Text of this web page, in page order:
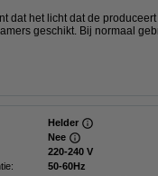
dat het licht dat de
geschikt. Bij normaal
Helder
Nee
220-240 V
50-60Hz